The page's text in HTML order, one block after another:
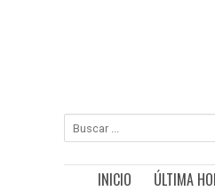
INICIO ÚLTIMA